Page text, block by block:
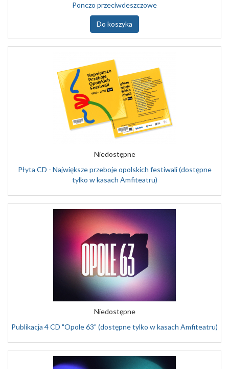
Ponczo przeciwdeszczowe
Do koszyka
Niedostępne
Płyta CD - Największe przeboje opolskich festiwali (dostępne
tylko w kasach Amfiteatru)
Niedostępne
Publikacja 4 CD "Opole 63" (dostępne tylko w kasach Amfiteatru)